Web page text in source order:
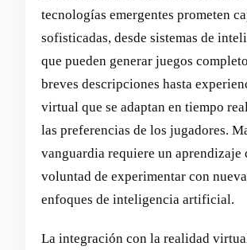
tecnologías emergentes prometen
sofisticadas, desde sistemas de
que pueden generar juegos
breves descripciones hasta
virtual que se adaptan en tiempo
las preferencias de los jugadores.
vanguardia requiere un aprendizaje
voluntad de experimentar con
enfoques de inteligencia artificial.
La integración con la realidad